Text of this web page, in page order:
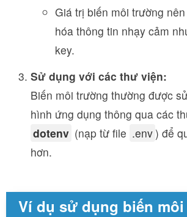
Giá trị biến môi trường
hóa thông tin nhạy cảm
key.
Sử dụng với các thư viện:
Biến môi trường thường được
hình ứng dụng thông qua các
dotenv (nạp từ file .env ) để
hơn.
Ví dụ sử dụng biến